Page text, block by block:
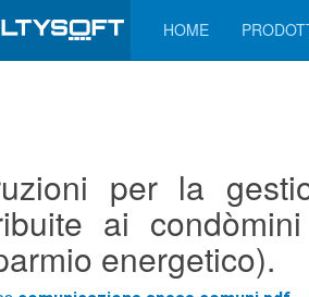
HOME
per la
ai
energetico).